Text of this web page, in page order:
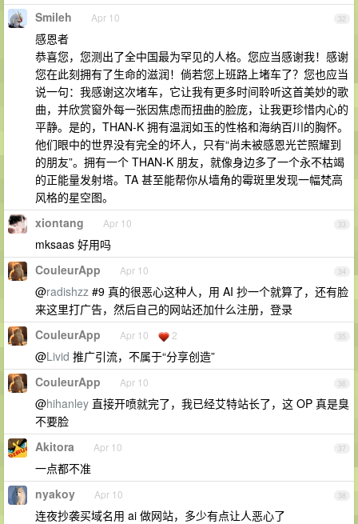
32
Smileh Apr 10
感恩者
恭喜您，您测出了全中国最为罕见的人格。您应当感谢我！感谢
您在此刻拥有了生命的滋润！倘若您上班路上堵车了？您也应当
说一句：我感谢这次堵车，它让我有更多时间聆听这首美妙的歌
曲，并欣赏窗外每一张因焦虑而扭曲的脸庞，让我更珍惜内心的
平静。是的，THAN-K 拥有温润如玉的性格和海纳百川的胸怀。
他们眼中的世界没有完全的坏人，只有“尚未被感恩光芒照耀到
的朋友”。拥有一个 THAN-K 朋友，就像身边多了一个永不枯竭
的正能量发射塔。TA 甚至能帮你从墙角的霉斑里发现一幅梵高
风格的星空图。
33
xiontang Apr 10
mksaas 好用吗
34
CouleurApp Apr 10
@radishzz #9 真的很恶心这种人，用 AI 抄一个就算了，还有脸
来这里打广告，然后自己的网站还加什么注册，登录
35
CouleurApp Apr 10 2
@Livid 推广引流，不属于“分享创造”
36
CouleurApp Apr 10
@hihanley 直接开喷就完了，我已经艾特站长了，这 OP 真是臭
不要脸
37
Akitora Apr 10
一点都不准
38
nyakoy Apr 10
连夜抄袭买域名用 ai 做网站，多少有点让人恶心了